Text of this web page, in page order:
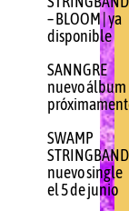
– BLOOM | ya
disponible
SANNGRE
nuevo álbum
SWAMP
STRINGBAND
nuevo single
el 5 de junio